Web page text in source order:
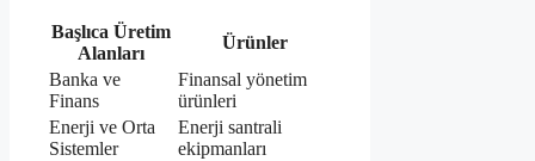
Başlıca Üretim
Alanları
Ürünler
Banka ve
Finans
Finansal yönetim
ürünleri
Enerji ve Orta
Sistemler
Enerji santrali
ekipmanları